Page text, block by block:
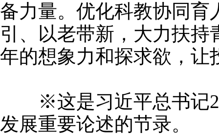
备力量。优化科教协同
引、以老带新，大力扶
年的想象力和探求欲，让
※这是习近平总书记
发展重要论述的节录。